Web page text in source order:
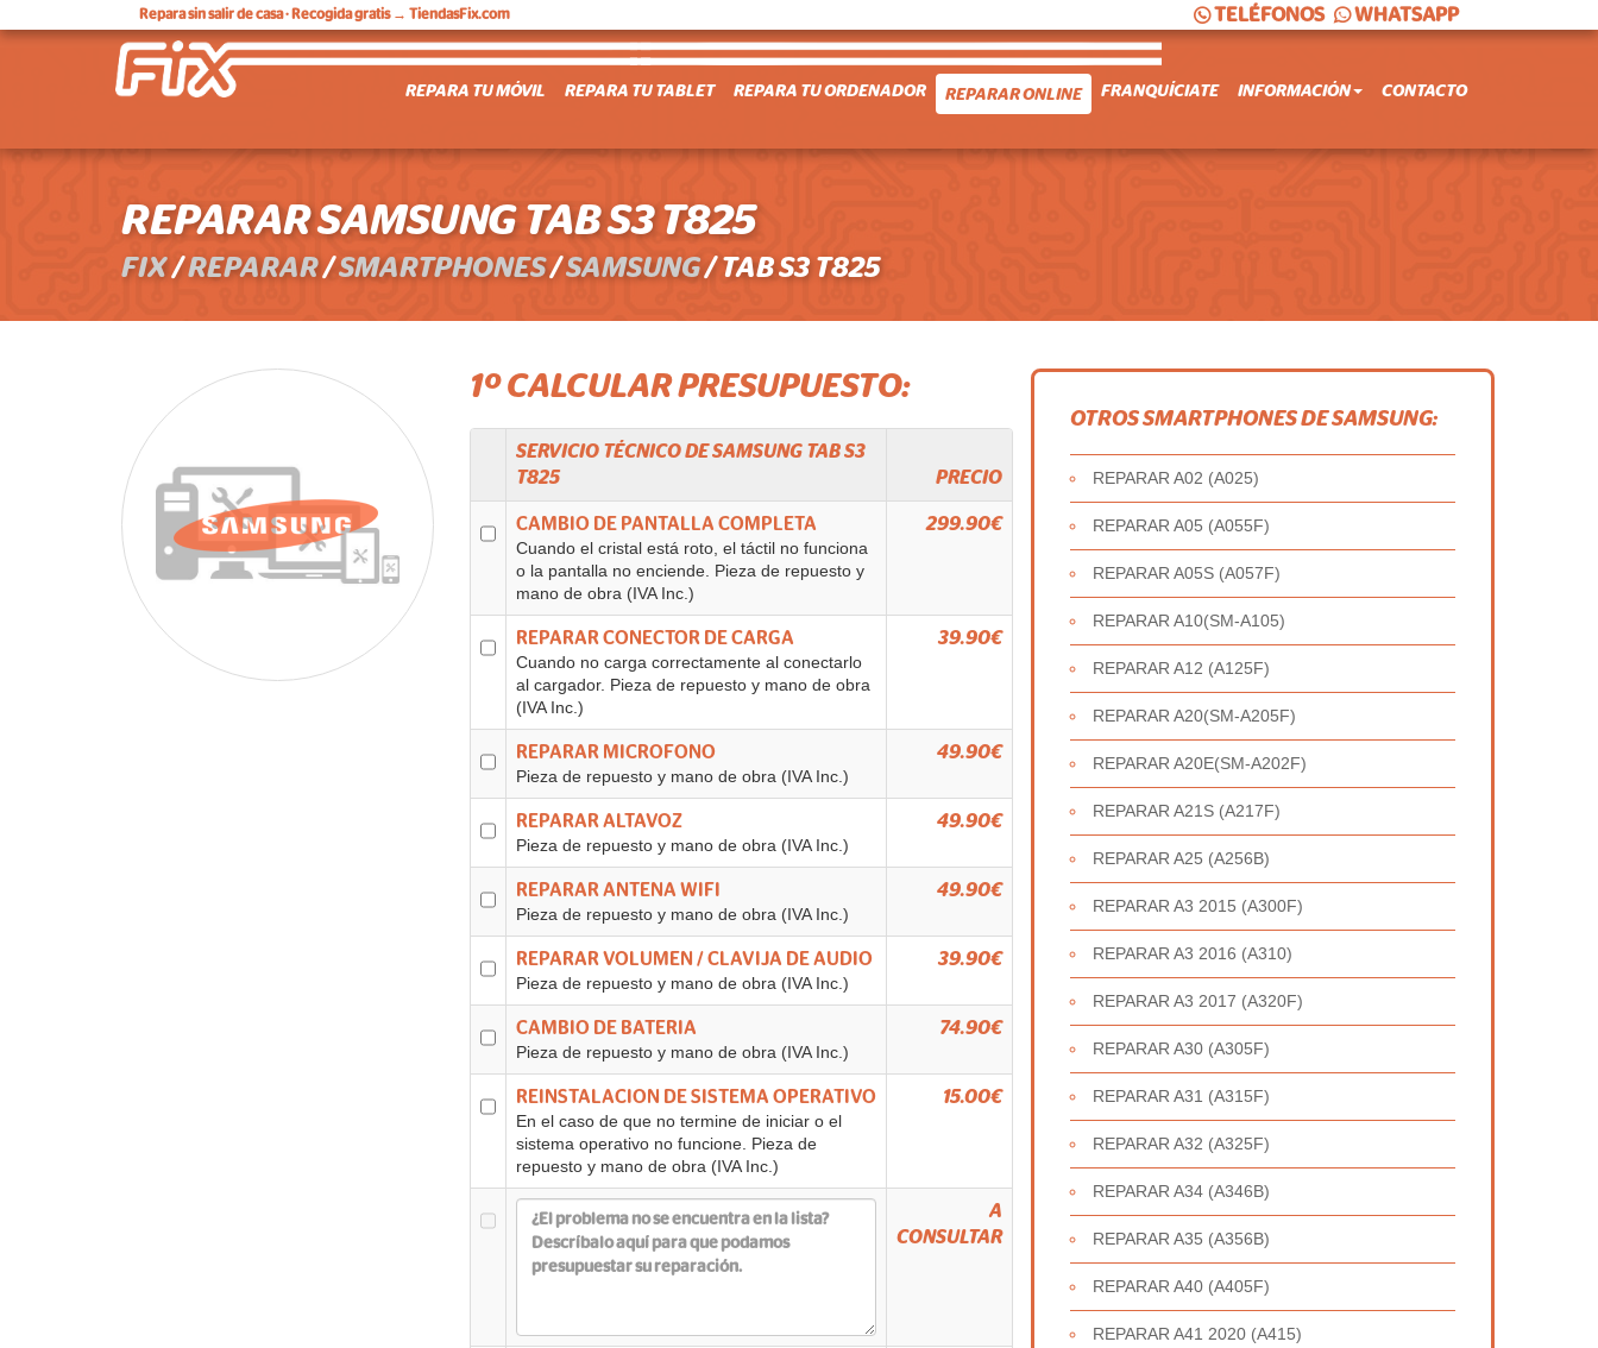
Repara sin salir de casa· Recogida gratis → TiendasFix.com TELÉFONOS WHATSAPP
REPARA TU MÓVIL REPARA TU TABLET REPARA TU ORDENADOR REPARAR ONLINE FRANQUÍCIATE INFORMACIÓN CONTACTO
REPARAR SAMSUNG TAB S3 T825
FIX/REPARAR/SMARTPHONES/SAMSUNG/TAB S3 T825
1º CALCULAR PRESUPUESTO:
SERVICIO TÉCNICO DESAMSUNG TAB S3
T825
PRECIO
CAMBIO DE PANTALLA COMPLETA
Cuando el cristal está roto, el táctil no funciona
o la pantalla no enciende. Pieza de repuesto y
mano de obra (IVA Inc.)
299.90€
REPARAR CONECTOR DE CARGA
Cuando no carga correctamente al conectarlo
al cargador. Pieza de repuesto y mano de obra
(IVA Inc.)
39.90€
REPARAR MICROFONO
Pieza de repuesto y mano de obra (IVA Inc.)
49.90€
REPARAR ALTAVOZ
Pieza de repuesto y mano de obra (IVA Inc.)
49.90€
REPARAR ANTENA WIFI
Pieza de repuesto y mano de obra (IVA Inc.)
49.90€
REPARAR VOLUMEN / CLAVIJA DE AUDIO
Pieza de repuesto y mano de obra (IVA Inc.)
39.90€
CAMBIO DE BATERIA
Pieza de repuesto y mano de obra (IVA Inc.)
74.90€
REINSTALACION DE SISTEMA OPERATIVO
En el caso de que no termine de iniciar o el
sistema operativo no funcione. Pieza de
repuesto y mano de obra (IVA Inc.)
15.00€
A
CONSULTAR
OTROS SMARTPHONES DE SAMSUNG:
REPARAR A02 (A025)
REPARAR A05 (A055F)
REPARAR A05S (A057F)
REPARAR A10(SM-A105)
REPARAR A12 (A125F)
REPARAR A20(SM-A205F)
REPARAR A20E(SM-A202F)
REPARAR A21S (A217F)
REPARAR A25 (A256B)
REPARAR A3 2015 (A300F)
REPARAR A3 2016 (A310)
REPARAR A3 2017 (A320F)
REPARAR A30 (A305F)
REPARAR A31 (A315F)
REPARAR A32 (A325F)
REPARAR A34 (A346B)
REPARAR A35 (A356B)
REPARAR A40 (A405F)
REPARAR A41 2020 (A415)